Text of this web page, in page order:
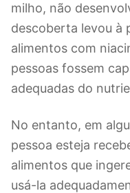
milho, não
descoberta levou
alimentos com
pessoas fossem
adequadas do
No entanto, em
pessoa esteja
alimentos que
usá-la